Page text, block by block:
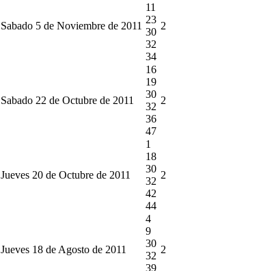
Sabado 5 de Noviembre de 2011
11
23
30
32
34
2
Sabado 22 de Octubre de 2011
16
19
30
32
36
47
2
Jueves 20 de Octubre de 2011
1
18
30
32
42
44
2
Jueves 18 de Agosto de 2011
4
9
30
32
39
2